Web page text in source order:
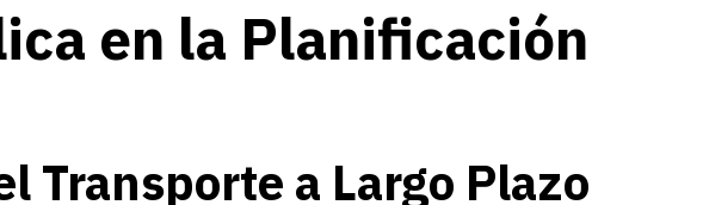
en la Planificación
Transporte a Largo Plazo